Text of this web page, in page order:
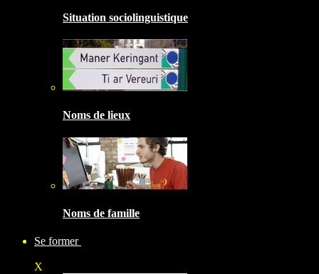
Situation sociolinguistique
Noms de lieux
Noms de famille
Se former
X